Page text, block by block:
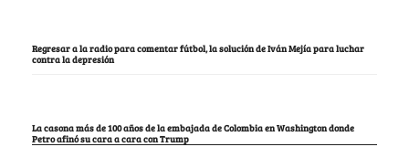
Regresar a la radio para comentar fútbol, la solución de Iván Mejía para luchar
contra la depresión
La casona más de 100 años de la embajada de Colombia en Washington donde
Petro afinó su cara a cara con Trump